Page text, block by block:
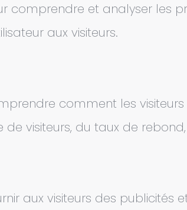
comprendre et analyser les
aux visiteurs.
comment les
visiteurs, du taux de
aux visiteurs des